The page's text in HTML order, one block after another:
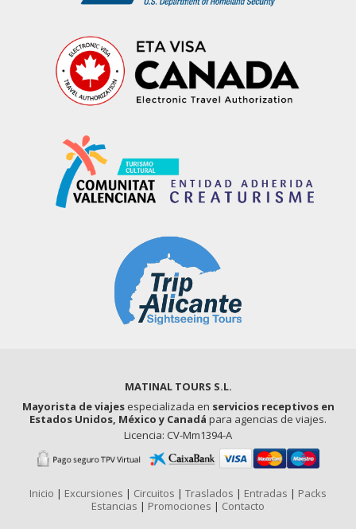
MATINAL TOURS S.L.
Mayorista de viajesespecializada en servicios receptivos en
Estados Unidos, México y Canadá para agencias de viajes.
Licencia: CV-Mm1394-A
Inicio | Excursiones | Circuitos | Traslados | Entradas | Packs
Estancias | Promociones | Contacto